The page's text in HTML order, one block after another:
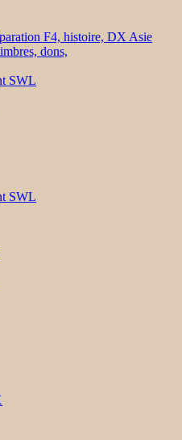
F4, histoire, DX Asie
dons,
SWL
SWL